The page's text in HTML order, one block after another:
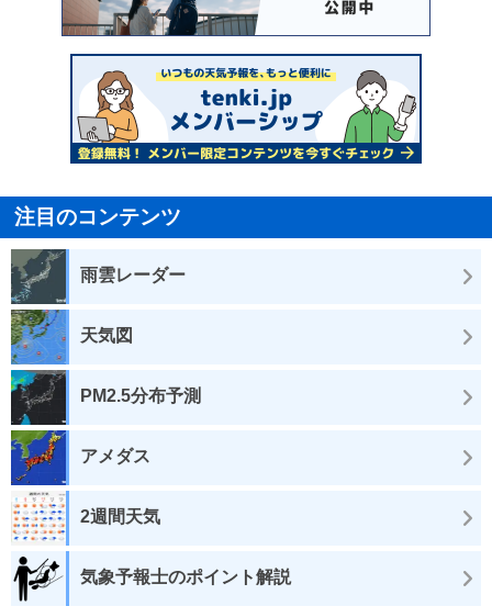
注目のコンテンツ
雨雲レーダー
天気図
PM2.5分布予測
アメダス
2週間天気
気象予報士のポイント解説